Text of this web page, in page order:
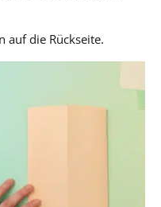
auf die Rückseite.